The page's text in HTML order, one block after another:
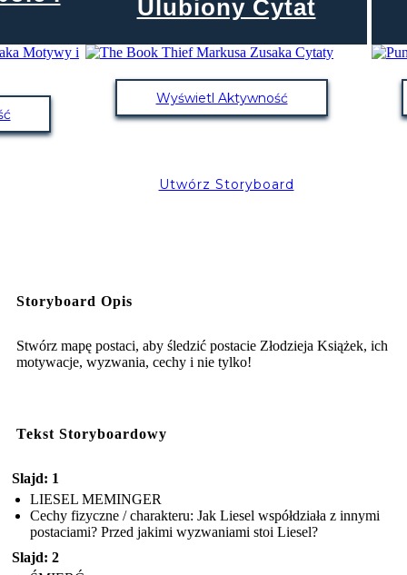
Ulubiony Cytat
Wyświetl Aktywność
Utwórz Storyboard
Storyboard Opis
Stwórz mapę postaci, aby śledzić postacie Złodzieja Książek, ich
motywacje, wyzwania, cechy i nie tylko!
Tekst Storyboardowy
Slajd: 1
LIESEL MEMINGER
Cechy fizyczne / charakteru: Jak Liesel współdziała z innymi
postaciami? Przed jakimi wyzwaniami stoi Liesel?
Slajd: 2